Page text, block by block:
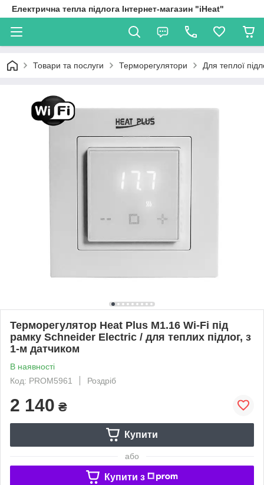
Електрична тепла підлога Інтернет-магазин "iHeat"
Товари та послуги Терморегулятори Для теплої
Терморегулятор Heat Plus M1.16 Wi-Fi під
рамку Schneider Electric / для теплих підлог, з
1-м датчиком
В наявності
Код: PROM5961
Роздріб
2 140 ₴
Купити
або
Купити з